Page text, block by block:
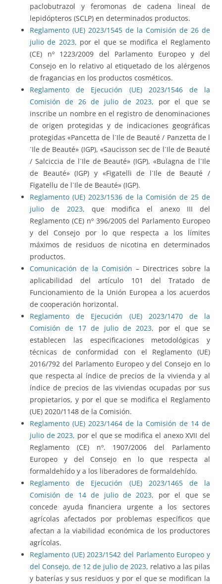
paclobutrazol y feromonas de cadena lineal de
lepidópteros (SCLP) en determinados productos.
Reglamento (UE) 2023/1545 de la Comisión de 26 de
julio de 2023, por el que se modifica el Reglamento
(CE) nº 1223/2009 del Parlamento Europeo y del
Consejo en lo relativo al etiquetado de los alérgenos
de fragancias en los productos cosméticos.
Reglamento de Ejecución (UE) 2023/1546 de la
Comisión de 26 de julio de 2023, por el que se
inscribe un nombre en el registro de denominaciones
de origen protegidas y de indicaciones geográficas
protegidas «Pancetta de l´Ile de Beauté / Panzetta de l
´Ile de Beauté» (IGP), «Saucisson sec de l´Ile de Beauté
/ Salciccia de l´Ile de Beauté» (IGP), «Bulagna de l´Ile
de Beauté» (IGP) y «Figatelli de l´Ile de Beauté /
Figatellu de l´Ile de Beauté» (IGP).
Reglamento (UE) 2023/1536 de la Comisión de 25 de
julio de 2023, que modifica el anexo III del
Reglamento (CE) nº 396/2005 del Parlamento Europeo
y del Consejo por lo que respecta a los límites
máximos de residuos de nicotina en determinados
productos.
Comunicación de la Comisión – Directrices sobre la
aplicabilidad del artículo 101 del Tratado de
Funcionamiento de la Unión Europea a los acuerdos
de cooperación horizontal.
Reglamento de Ejecución (UE) 2023/1470 de la
Comisión de 17 de julio de 2023, por el que se
establecen las especificaciones metodológicas y
técnicas de conformidad con el Reglamento (UE)
2016/792 del Parlamento Europeo y del Consejo en lo
que respecta al índice de precios de la vivienda y al
índice de precios de las viviendas ocupadas por sus
propietarios, y por el que se modifica el Reglamento
(UE) 2020/1148 de la Comisión.
Reglamento (UE) 2023/1464 de la Comisión de 14 de
julio de 2023, por el que se modifica el anexo XVII del
Reglamento (CE) nº. 1907/2006 del Parlamento
Europeo y del Consejo en lo que respecta al
formaldehído y a los liberadores de formaldehído.
Reglamento de Ejecución (UE) 2023/1465 de la
Comisión de 14 de julio de 2023, por el que se
concede ayuda financiera urgente a los sectores
agrícolas afectados por problemas específicos que
afectan a la viabilidad económica de los productores
agrícolas.
Reglamento (UE) 2023/1542 del Parlamento Europeo y
del Consejo, de 12 de julio de 2023, relativo a las pilas
y baterías y sus residuos y por el que se modifican la